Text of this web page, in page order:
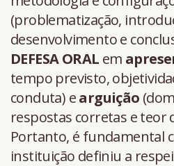
(problematização,
desenvolvimento e
DEFESA ORAL em
tempo previsto,
conduta) earguição
respostas corretas e teor
Portanto, é fundamental
instituição definiu a